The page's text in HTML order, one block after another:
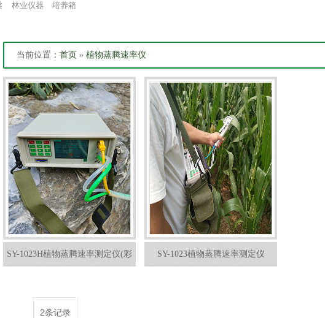
林业仪器 培养箱
当前位置： 首页 » 植物蒸腾速率仪
SY-1023H植物蒸腾速率测定仪(彩 SY-1023植物蒸腾速率测定仪
2条记录